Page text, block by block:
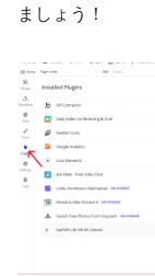
ましょう！